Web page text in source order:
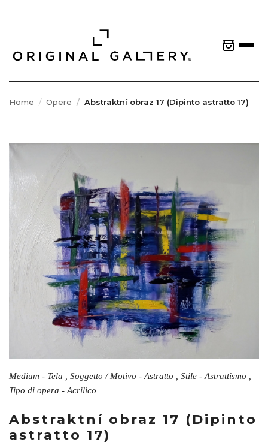
Home Opere Abstraktní obraz 17 (Dipinto astratto 17)
Medium - Tela , Soggetto / Motivo - Astratto , Stile - Astrattismo ,
Tipo di opera - Acrilico
Abstraktní obraz 17 (Dipinto
astratto 17)